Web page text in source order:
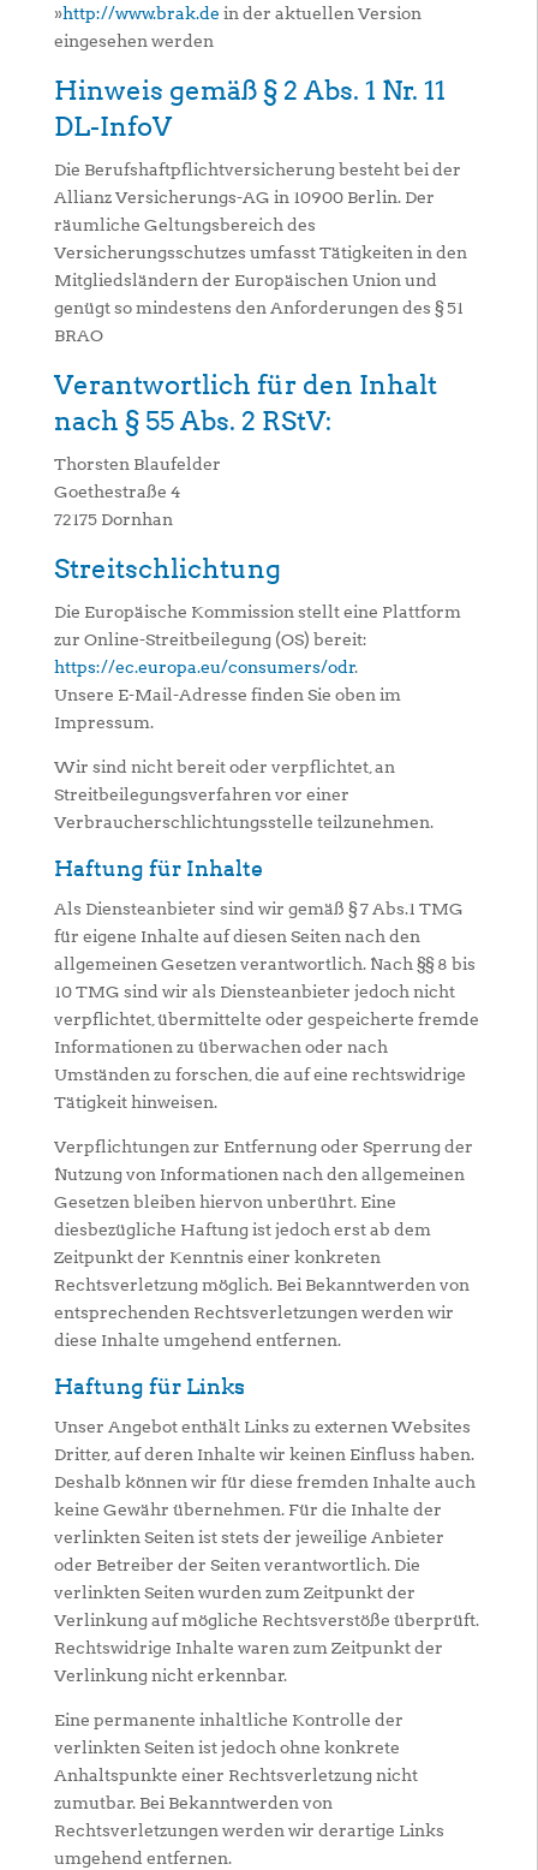
»http://www.brak.de in der aktuellen Version
eingesehen werden
Hinweis gemäß § 2 Abs. 1 Nr. 11
DL-InfoV
Die Berufshaftpflichtversicherung besteht bei der
Allianz Versicherungs-AG in 10900 Berlin. Der
räumliche Geltungsbereich des
Versicherungsschutzes umfasst Tätigkeiten in den
Mitgliedsländern der Europäischen Union und
genügt so mindestens den Anforderungen des § 51
BRAO
Verantwortlich für den Inhalt
nach § 55 Abs. 2 RStV:
Thorsten Blaufelder
Goethestraße 4
72175 Dornhan
Streitschlichtung
Die Europäische Kommission stellt eine Plattform
zur Online-Streitbeilegung (OS) bereit:
https://ec.europa.eu/consumers/odr.
Unsere E-Mail-Adresse finden Sie oben im
Impressum.
Wir sind nicht bereit oder verpflichtet, an
Streitbeilegungsverfahren vor einer
Verbraucherschlichtungsstelle teilzunehmen.
Haftung für Inhalte
Als Diensteanbieter sind wir gemäß § 7 Abs.1 TMG
für eigene Inhalte auf diesen Seiten nach den
allgemeinen Gesetzen verantwortlich. Nach §§ 8 bis
10 TMG sind wir als Diensteanbieter jedoch nicht
verpflichtet, übermittelte oder gespeicherte fremde
Informationen zu überwachen oder nach
Umständen zu forschen, die auf eine rechtswidrige
Tätigkeit hinweisen.
Verpflichtungen zur Entfernung oder Sperrung der
Nutzung von Informationen nach den allgemeinen
Gesetzen bleiben hiervon unberührt. Eine
diesbezügliche Haftung ist jedoch erst ab dem
Zeitpunkt der Kenntnis einer konkreten
Rechtsverletzung möglich. Bei Bekanntwerden von
entsprechenden Rechtsverletzungen werden wir
diese Inhalte umgehend entfernen.
Haftung für Links
Unser Angebot enthält Links zu externen Websites
Dritter, auf deren Inhalte wir keinen Einfluss haben.
Deshalb können wir für diese fremden Inhalte auch
keine Gewähr übernehmen. Für die Inhalte der
verlinkten Seiten ist stets der jeweilige Anbieter
oder Betreiber der Seiten verantwortlich. Die
verlinkten Seiten wurden zum Zeitpunkt der
Verlinkung auf mögliche Rechtsverstöße überprüft.
Rechtswidrige Inhalte waren zum Zeitpunkt der
Verlinkung nicht erkennbar.
Eine permanente inhaltliche Kontrolle der
verlinkten Seiten ist jedoch ohne konkrete
Anhaltspunkte einer Rechtsverletzung nicht
zumutbar. Bei Bekanntwerden von
Rechtsverletzungen werden wir derartige Links
umgehend entfernen.